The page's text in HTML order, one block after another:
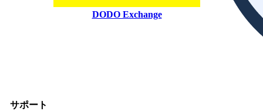
DODO Exchange
サポート